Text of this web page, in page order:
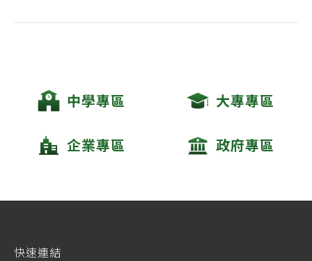
中學專區 大專專區
企業專區 政府專區
快速連結